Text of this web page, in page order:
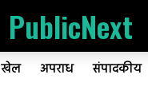
PublicNext
खेल अपराध संपादकीय